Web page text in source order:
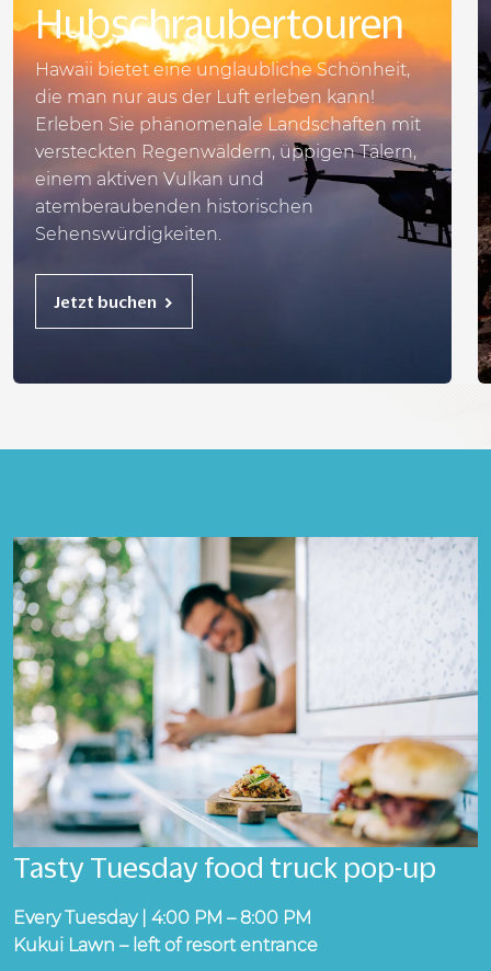
Hubschraubertouren
Hawaii bietet eine unglaubliche Schönheit,
die man nur aus der Luft erleben kann!
Erleben Sie phänomenale Landschaften mit
versteckten Regenwäldern, üppigen Tälern,
einem aktiven Vulkan und
atemberaubenden historischen
Sehenswürdigkeiten.
Jetzt buchen
Tasty Tuesday food truck pop-up
Every Tuesday | 4:00 PM – 8:00 PM
Kukui Lawn – left of resort entrance